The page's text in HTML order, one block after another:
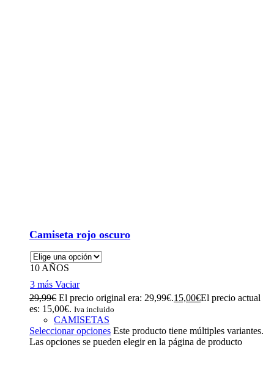
Camiseta rojo oscuro
10 AÑOS
3 más Vaciar
29,99€ El precio original era: 29,99€.15,00€El precio actual
es: 15,00€. Iva incluido
CAMISETAS
Seleccionar opciones Este producto tiene múltiples variantes.
Las opciones se pueden elegir en la página de producto